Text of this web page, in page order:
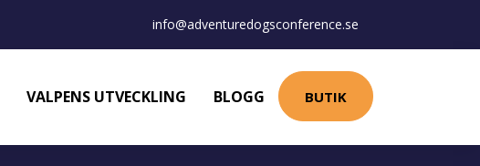
info@adventuredogsconference.se
VALPENS UTVECKLING BLOGG BUTIK